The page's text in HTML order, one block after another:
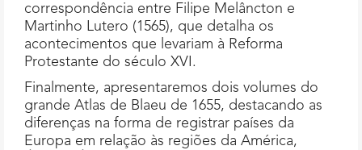
correspondência entre Filipe Melâncton e
Martinho Lutero (1565), que detalha os
acontecimentos que levariam à Reforma
Protestante do século XVI.
Finalmente, apresentaremos dois volumes do
grande Atlas de Blaeu de 1655, destacando as
diferenças na forma de registrar países da
Europa em relação às regiões da América,